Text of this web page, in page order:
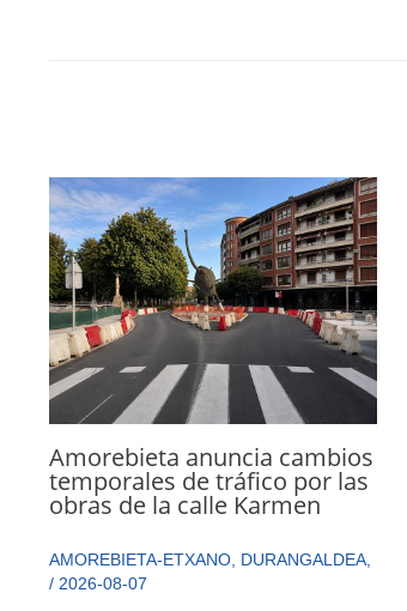
Amorebieta anuncia cambios
temporales de tráfico por las
obras de la calle Karmen
AMOREBIETA-ETXANO, DURANGALDEA,
/ 2026-08-07